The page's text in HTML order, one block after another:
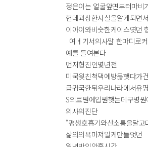
정은이는 얼굴앞면부터마비
헌데괴상한사실을알게되면
이아이와비슷한케이스엿던
여ㅕ기서의사말 한마디로
예를 들여본다
먼저형진인몇년전
미국읯친척댁에방묺햇다가
급귀국한뒤우리나라에서유
S의료원에입원햇는데구병
의사의진단
“평생호흡기와산소통을달
삶의의욕마져일케만들엇던